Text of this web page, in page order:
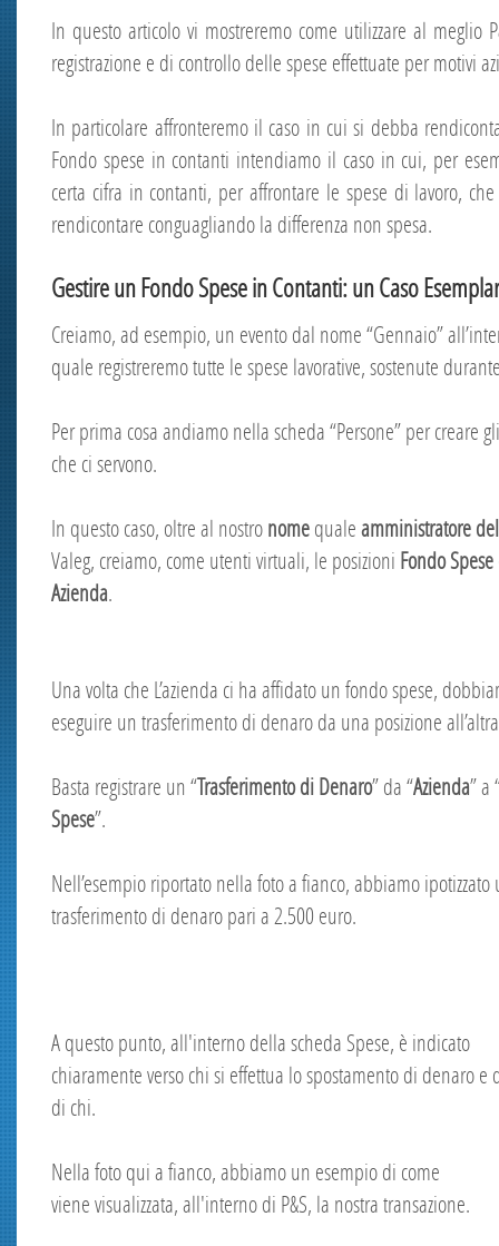
In questo articolo vi mostreremo come utilizzare al meglio
registrazione e di controllo delle spese effettuate per motivi
In particolare affronteremo il caso in cui si debba
Fondo spese in contanti intendiamo il caso in cui, per
certa cifra in contanti, per affrontare le spese di lavoro,
rendicontare conguagliando la differenza non spesa.
Gestire un Fondo Spese in Contanti: un Caso
Creiamo, ad esempio, un evento dal nome “Gennaio”
quale registreremo tutte le spese lavorative, sostenute
Per prima cosa andiamo nella scheda “Persone” per creare
che ci servono.
In questo caso, oltre al nostro nome quale amministratore
Valeg, creiamo, come utenti virtuali, le posizioni Fondo Spese
Azienda.
Una volta che L’azienda ci ha affidato un fondo spese,
eseguire un trasferimento di denaro da una posizione
Basta registrare un “Trasferimento di Denaro” da “Azienda” a
Spese”.
Nell’esempio riportato nella foto a fianco, abbiamo ipotizzato
trasferimento di denaro pari a 2.500 euro.
A questo punto, all'interno della scheda Spese, è indicato
chiaramente verso chi si effettua lo spostamento di denaro e
di chi.
Nella foto qui a fianco, abbiamo un esempio di come
viene visualizzata, all'interno di P&S, la nostra transazione.